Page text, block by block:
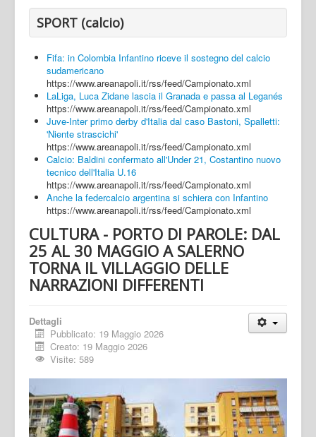
SPORT (calcio)
Fifa: in Colombia Infantino riceve il sostegno del calcio
sudamericano
https://www.areanapoli.it/rss/feed/Campionato.xml
LaLiga, Luca Zidane lascia il Granada e passa al Leganés
https://www.areanapoli.it/rss/feed/Campionato.xml
Juve-Inter primo derby d'Italia dal caso Bastoni, Spalletti:
'Niente strascichi'
https://www.areanapoli.it/rss/feed/Campionato.xml
Calcio: Baldini confermato all'Under 21, Costantino nuovo
tecnico dell'Italia U.16
https://www.areanapoli.it/rss/feed/Campionato.xml
Anche la federcalcio argentina si schiera con Infantino
https://www.areanapoli.it/rss/feed/Campionato.xml
CULTURA - PORTO DI PAROLE: DAL
25 AL 30 MAGGIO A SALERNO
TORNA IL VILLAGGIO DELLE
NARRAZIONI DIFFERENTI
Dettagli
Pubblicato: 19 Maggio 2026
Creato: 19 Maggio 2026
Visite: 589